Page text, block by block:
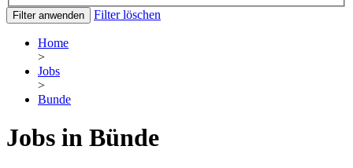
Filter anwenden Filter löschen
Home
>
Jobs
>
Bunde
Jobs in Bünde